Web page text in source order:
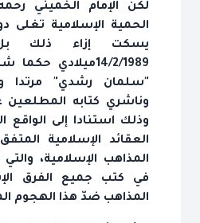
لكن الإمام الخميني
الحمية الإسلامية تغلى
يسكت إزاء ذلك
14/2/1989ميلادي
"سلمان رشدي" مرتدا
وناشري كتابه المطلعين
وذلك استنادا إلى الواقع
العقائد الإسلامية
المذاهب الإسلامية،
في كتب جميع الفرق
المذاهب ضدّ هذا الهجوم